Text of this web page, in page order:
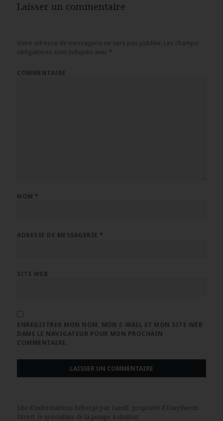
Laisser un commentaire
Votre adresse de messagerie ne sera pas publiée. Les champs
obligatoires sont indiqués avec *
COMMENTAIRE
NOM*
ADRESSE DE MESSAGERIE*
SITE WEB
ENREGISTRER MON NOM, MON E-MAIL ET MON SITE WEB
DANS LE NAVIGATEUR POUR MON PROCHAIN
COMMENTAIRE.
Site d'informations hébergé par 1and1, propriété d'Easytherm
Direct, le spécialiste de la pompe à chaleur